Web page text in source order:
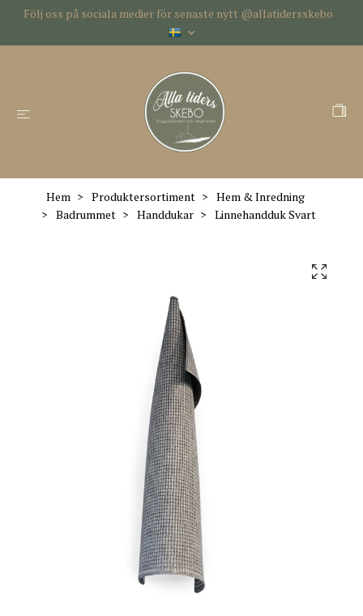
Följ oss på sociala medier för senaste nytt @allatidersskebo
Hem Produktersortiment
Hem & Inredning
Badrummet
Handdukar Linnehandduk Svart